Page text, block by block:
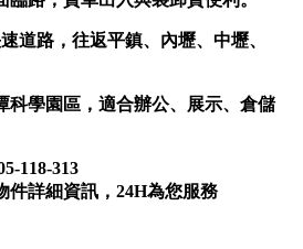
50~60 坪
~ 坪